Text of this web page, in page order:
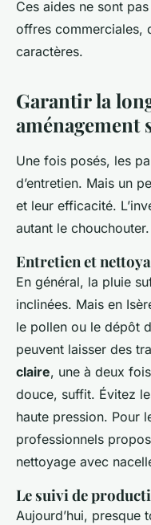
Ces aides ne sont
offres commerciales,
caractères.
Garantir la
aménagement
Une fois posés, les
d’entretien. Mais un
et leur efficacité.
autant le chouchouter.
Entretien et
En général, la pluie
inclinées. Mais en
le pollen ou le dépôt
peuvent laisser des
claire, une à deux
douce, suffit. Évitez
haute pression. Pour
professionnels
nettoyage avec
Le suivi de
Aujourd’hui, presque